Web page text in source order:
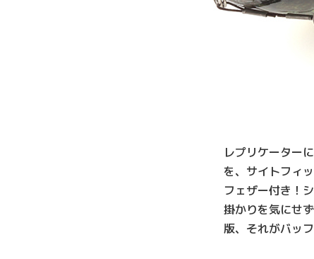
レプリケーター
を、サイトフィ
フェザー付き！
掛かりを気にせ
版、それがバッ